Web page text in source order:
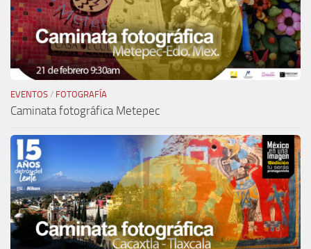
EVENTOS / FOTOGRAFÍA
Caminata fotográfica Metepec